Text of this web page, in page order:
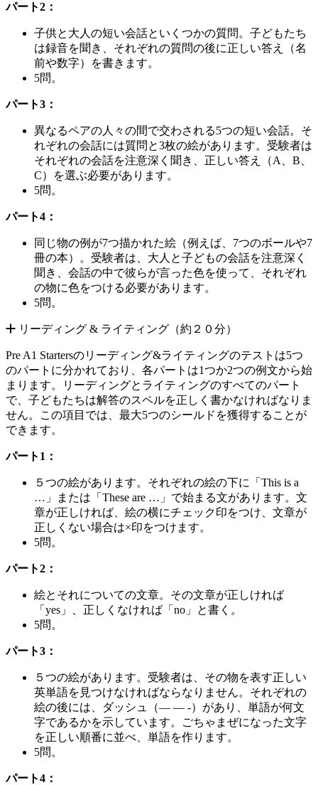
パート2：
子供と大人の短い会話といくつかの質問。子どもたち
は録音を聞き、それぞれの質問の後に正しい答え（名
前や数字）を書きます。
5問。
パート3：
異なるペアの人々の間で交わされる5つの短い会話。そ
れぞれの会話には質問と3枚の絵があります。受験者は
それぞれの会話を注意深く聞き、正しい答え（A、B、
C）を選ぶ必要があります。
5問。
パート4：
同じ物の例が7つ描かれた絵（例えば、7つのボールや7
冊の本）。受験者は、大人と子どもの会話を注意深く
聞き、会話の中で彼らが言った色を使って、それぞれ
の物に色をつける必要があります。
5問。
リーディング & ライティング（約２０分）
Pre A1 Startersのリーディング&ライティングのテストは5つ
のパートに分かれており、各パートは1つか2つの例文から始
まります。リーディングとライティングのすべてのパート
で、子どもたちは解答のスペルを正しく書かなければなりま
せん。この項目では、最大5つのシールドを獲得することが
できます。
パート1：
５つの絵があります。それぞれの絵の下に「This is a
…」または「These are …」で始まる文があります。文
章が正しければ、絵の横にチェック印をつけ、文章が
正しくない場合は×印をつけます。
5問。
パート2：
絵とそれについての文章。その文章が正しければ
「yes」、正しくなければ「no」と書く。
5問。
パート3：
５つの絵があります。受験者は、その物を表す正しい
英単語を見つけなければならなりません。それぞれの
絵の後には、ダッシュ（— — -）があり、単語が何文
字であるかを示しています。ごちゃまぜになった文字
を正しい順番に並べ、単語を作ります。
5問。
パート4：